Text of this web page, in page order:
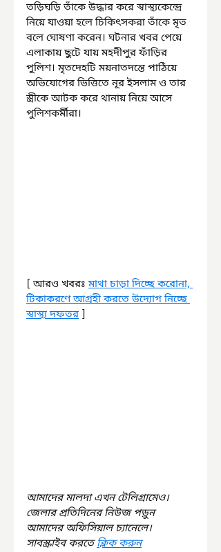
তড়িঘড়ি তাঁকে উদ্ধার করে স্বাস্থ্যকেন্দ্রে
নিয়ে যাওয়া হলে চিকিৎসকরা তাঁকে মৃত
বলে ঘোষণা করেন। ঘটনার খবর পেয়ে
এলাকায় ছুটে যায় মহদীপুর ফাঁড়ির
পুলিশ। মৃতদেহটি ময়নাতদন্তে পাঠিয়ে
অভিযোগের ভিত্তিতে নূর ইসলাম ও তার
স্ত্রীকে আটক করে থানায় নিয়ে আসে
পুলিশকর্মীরা।
[ আরও খবরঃ মাথা চাড়া দিচ্ছে করোনা,
টিকাকরণে আগ্রহী করতে উদ্যোগ নিচ্ছে
স্বাস্থ্য দফতর ]
আমাদের মালদা এখন টেলিগ্রামেও।
জেলার প্রতিদিনের নিউজ পড়ুন
আমাদের অফিসিয়াল চ্যানেলে।
সাবস্ক্রাইব করতে ক্লিক করুন